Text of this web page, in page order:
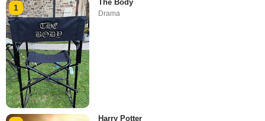
1
The Body
Drama
Harry Potter